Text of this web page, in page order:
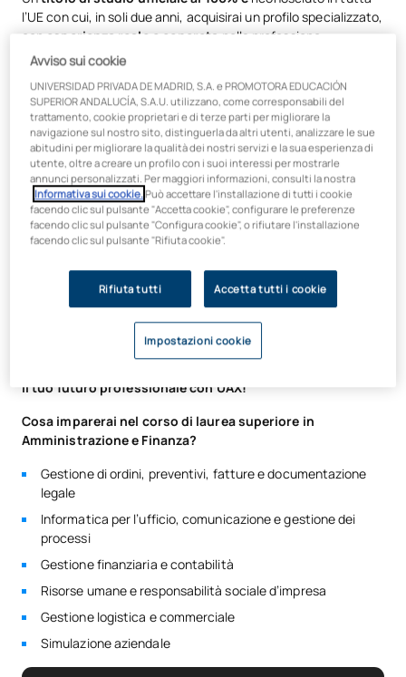
l’UE con cui, in soli due anni, acquisirai un profilo specializzato,
con esperienza reale e concreta nella professione.
Sarai in contatto con il settore fin dal primo giorno,
partecipando aprogetti imprenditoriali comeSantander
EXplorer o l’Hackaton Ideas Factory e avendo la possibilità di
ottenere lacertificazione ufficiale del software SAGE 50,
molto richiesta dalle aziende.
Vivrai un’autentica esperienza universitaria nel nostro
aree di co-working, aule ibride e spazi unici dedicati alla
socializzazione, all’apprendimento e allo sport.
ti consentirà di proseguire gli studi e conseguire una
il tuo futuro professionale con UAX!
Cosa imparerai nel corso di laurea superiore in
Amministrazione e Finanza?
Gestione di ordini, preventivi, fatture e documentazione
legale
Informatica per l’ufficio, comunicazione e gestione dei
processi
Gestione finanziaria e contabilità
Risorse umane e responsabilità sociale d’impresa
Gestione logistica e commerciale
Simulazione aziendale
Avviso sui cookie
UNIVERSIDAD PRIVADA DE MADRID, S.A. e PROMOTORA EDUCACIÓN
SUPERIOR ANDALUCÍA, S.A.U. utilizzano, come corresponsabili del
trattamento, cookie proprietari e di terze parti per migliorare la
navigazione sul nostro sito, distinguerla da altri utenti, analizzare le sue
abitudini per migliorare la qualità dei nostri servizi e la sua esperienza di
utente, oltre a creare un profilo con i suoi interessi per mostrarle
annunci personalizzati. Per maggiori informazioni, consulti la nostra
Informativa sui cookie.Può accettare l'installazione di tutti i cookie
facendo clic sul pulsante "Accetta cookie", configurare le preferenze
facendo clic sul pulsante "Configura cookie", o rifiutare l'installazione
facendo clic sul pulsante "Rifiuta cookie".
Rifiuta tutti Accetta tutti i cookie
Impostazioni cookie